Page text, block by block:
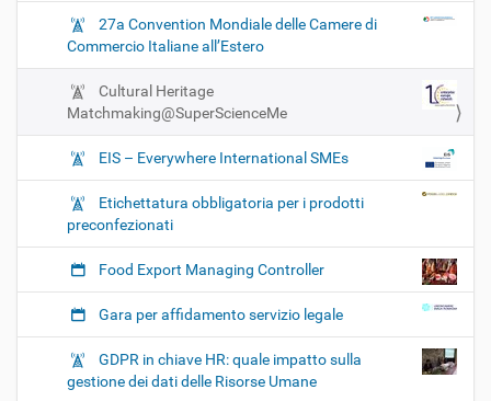
27a Convention Mondiale delle Camere di
Commercio Italiane all’Estero
Cultural Heritage
Matchmaking@SuperScienceMe
EIS – Everywhere International SMEs
Etichettatura obbligatoria per i prodotti
preconfezionati
Food Export Managing Controller
Gara per affidamento servizio legale
GDPR in chiave HR: quale impatto sulla
gestione dei dati delle Risorse Umane